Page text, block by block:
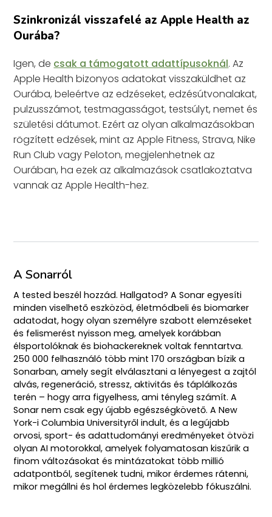
Szinkronizál visszafelé az Apple Health az
Ourába?
Igen, de csak a támogatott adattípusoknál. Az
Apple Health bizonyos adatokat visszaküldhet az
Ourába, beleértve az edzéseket, edzésútvonalakat,
pulzusszámot, testmagasságot, testsúlyt, nemet és
születési dátumot. Ezért az olyan alkalmazásokban
rögzített edzések, mint az Apple Fitness, Strava, Nike
Run Club vagy Peloton, megjelenhetnek az
Ourában, ha ezek az alkalmazások csatlakoztatva
vannak az Apple Health-hez.
A Sonarról
A tested beszél hozzád. Hallgatod? A Sonar egyesíti
minden viselhető eszközöd, életmódbeli és biomarker
adatodat, hogy olyan személyre szabott elemzéseket
és felismerést nyisson meg, amelyek korábban
élsportolóknak és biohackereknek voltak fenntartva.
250 000 felhasználó több mint 170 országban bízik a
Sonarban, amely segít elválasztani a lényegest a zajtól
alvás, regeneráció, stressz, aktivitás és táplálkozás
terén – hogy arra figyelhess, ami tényleg számít. A
Sonar nem csak egy újabb egészségkövető. A New
York-i Columbia Universityről indult, és a legújabb
orvosi, sport- és adattudományi eredményeket ötvözi
olyan AI motorokkal, amelyek folyamatosan kiszűrik a
finom változásokat és mintázatokat több millió
adatpontból, segítenek tudni, mikor érdemes rátenni,
mikor megállni és hol érdemes legközelebb fókuszálni.